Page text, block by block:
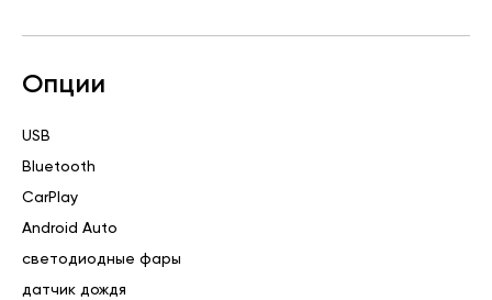
Опции
USB
Bluetooth
CarPlay
Android Auto
светодиодные фары
датчик дождя